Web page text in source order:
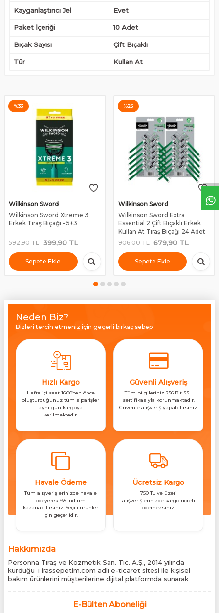
Kayganlaştırıcı Jel Evet
Paket İçeriği 10 Adet
Bıçak Sayısı Çift Bıçaklı
Tür Kullan At
%33
Wilkinson Sword
Wilkinson Sword Xtreme 3
Erkek Tıraş Bıçağı - 5+3
592,90TL 399,90 TL
Sepete Ekle
%25
Wilkinson Sword
Wilkinson Sword Extra
Essential 2 Çift Bıçaklı Erkek
Kullan At Tıraş Bıçağı 24 Adet
906,00TL 679,90TL
Sepete Ekle
Neden Biz?
Bizleri tercih etmeniz için geçerli birkaç sebep.
Hızlı Kargo
Hafta içi saat 16:00’ten önce
oluşturduğunuz tüm siparişler
aynı gün kargoya
verilmektedir.
Güvenli Alışveriş
Tüm bilgileriniz 256 Bit SSL
sertifikasıyla korunmaktadır.
Güvenle alışveriş yapabilirsiniz.
Havale Ödeme
Tüm alışverişlerinizde havale
ödeyerek %5 indirim
kazanabilirsiniz. Seçili ürünler
için geçerlidir.
Ücretsiz Kargo
750 TL ve üzeri
alışverişlerinizde kargo ücreti
ödemezsiniz.
Hakkımızda
Personna Tıraş ve Kozmetik San. Tic. A.Ş., 2014 yılında
kurduğu Tirassepetim.com adlı e-ticaret sitesi ile kişisel
bakım ürünlerini müşterilerine dijital platformda sunarak
siteleri arasında yer almaktadır. Türkiye’de Cantu, Wilkinson
E-Bülten Aboneliği